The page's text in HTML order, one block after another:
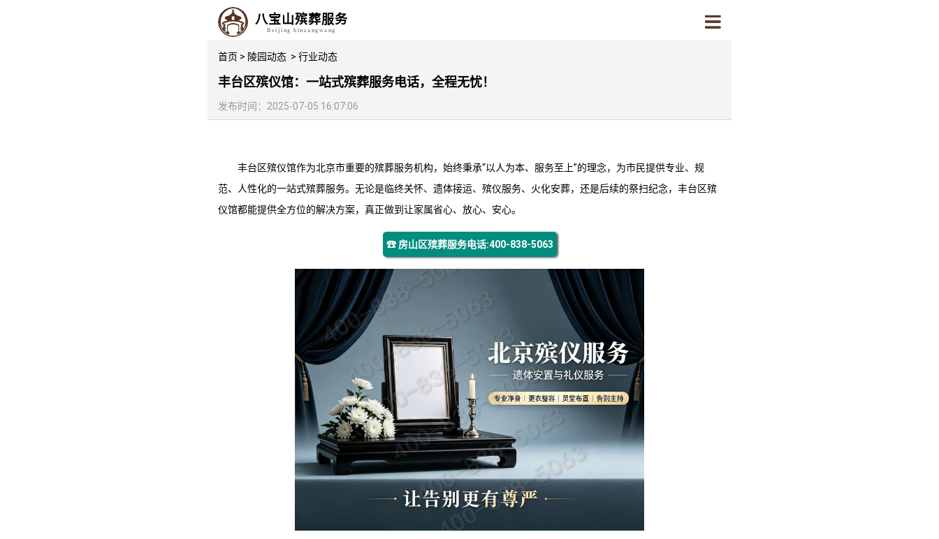
八宝山殡葬服务
Beijing binzangwang
首页 > 陵园动态 > 行业动态
丰台区殡仪馆：一站式殡葬服务电话，全程无忧！
发布时间：2025-07-05 16:07:06
丰台区殡仪馆作为北京市重要的殡葬服务机构，始终秉承“以人为本、服务至上”的理念，为市民提供专业、规
范、人性化的一站式殡葬服务。无论是临终关怀、遗体接运、殡仪服务、火化安葬，还是后续的祭扫纪念， 丰台区殡
仪馆都能提供全方位的解决方案，真正做到让家属省心、放心、安心。
☎ 房山区殡葬服务电话:400-838-5063